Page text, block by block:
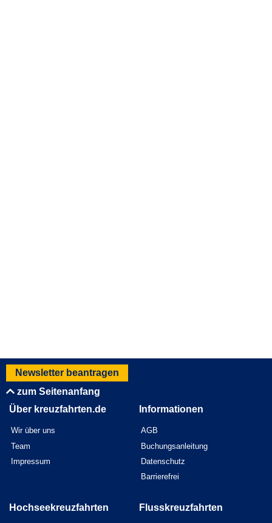
Newsletter beantragen
zum Seitenanfang
Über kreuzfahrten.de
Wir über uns
Team
Impressum
Informationen
AGB
Buchungsanleitung
Datenschutz
Barrierefrei
Hochseekreuzfahrten Flusskreuzfahrten